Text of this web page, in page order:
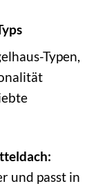
Typen,
und passt in